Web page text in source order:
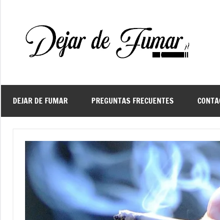
contenido
de
DEJAR DE FUMAR PREGUNTAS FRECUENTES